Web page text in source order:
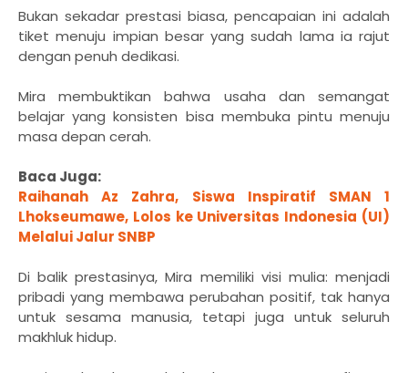
Bukan sekadar prestasi biasa, pencapaian ini adalah
tiket menuju impian besar yang sudah lama ia rajut
dengan penuh dedikasi.
Mira membuktikan bahwa usaha dan semangat
belajar yang konsisten bisa membuka pintu menuju
masa depan cerah.
Baca Juga:
Raihanah Az Zahra, Siswa Inspiratif SMAN 1
Lhokseumawe, Lolos ke Universitas Indonesia (UI)
Melalui Jalur SNBP
Di balik prestasinya, Mira memiliki visi mulia: menjadi
pribadi yang membawa perubahan positif, tak hanya
untuk sesama manusia, tetapi juga untuk seluruh
makhluk hidup.